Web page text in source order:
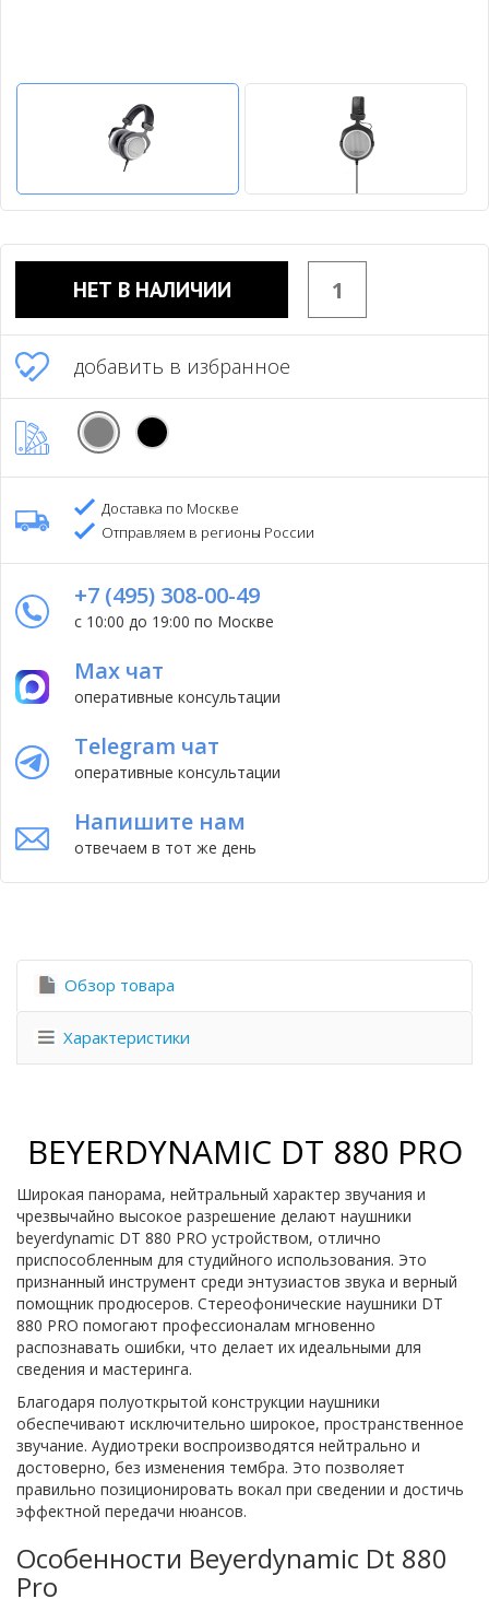
НЕТ В НАЛИЧИИ
добавить в избранное
Доставка по Москве
Отправляем в регионы России
+7 (495) 308-00-49
с 10:00 до 19:00 по Москве
Max чат
оперативные консультации
Telegram чат
оперативные консультации
Напишите нам
отвечаем в тот же день
Обзор товара
Характеристики
BEYERDYNAMIC DT 880 PRO
Широкая панорама, нейтральный характер звучания и
чрезвычайно высокое разрешение делают наушники
beyerdynamic DT 880 PRO устройством, отлично
приспособленным для студийного использования. Это
признанный инструмент среди энтузиастов звука и верный
помощник продюсеров. Стереофонические наушники DT
880 PRO помогают профессионалам мгновенно
распознавать ошибки, что делает их идеальными для
сведения и мастеринга.
Благодаря полуоткрытой конструкции наушники
обеспечивают исключительно широкое, пространственное
звучание. Аудиотреки воспроизводятся нейтрально и
достоверно, без изменения тембра. Это позволяет
правильно позиционировать вокал при сведении и достичь
эффектной передачи нюансов.
Особенности Beyerdynamic Dt 880
Pro